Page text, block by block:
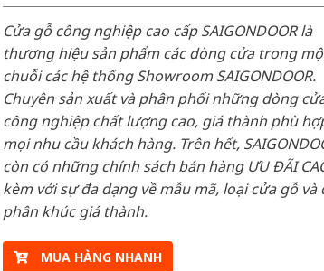
Cửa gỗ công nghiệp cao cấp SAIGONDOOR là
thương hiệu sản phẩm các dòng cửa trong
chuỗi các hệ thống Showroom SAIGONDOOR.
Chuyên sản xuất và phân phối những dòng
công nghiệp chất lượng cao, giá thành phù
mọi nhu cầu khách hàng. Trên hết,
còn có những chính sách bán hàng ƯU ĐÃI
kèm với sự đa dạng về mẫu mã, loại cửa gỗ và
phân khúc giá thành.
MUA HÀNG NHANH